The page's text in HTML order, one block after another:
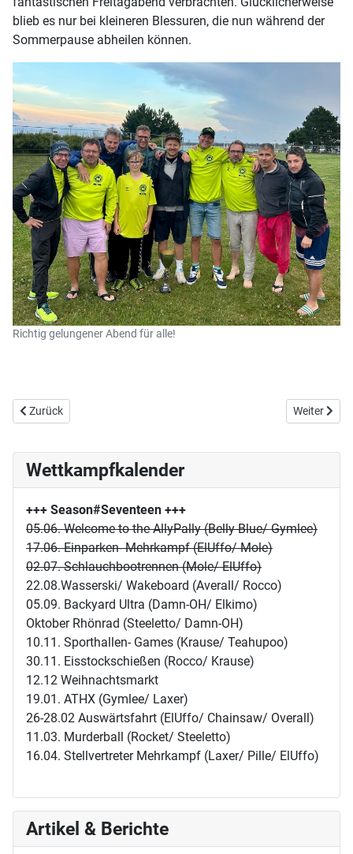
blieb es nur bei kleineren Blessuren, die nun während der
Sommerpause abheilen können.
Richtig gelungener Abend für alle!
Vorheriger Beitrag: E05/S15: Günter Netzer, Star Trek und das 12-
Zurück Nächster
Weiter
Wettkampfkalender
+++ Season#Seventeen +++
05.06. Welcome to the AllyPally (Belly Blue/ Gymlee)
17.06. Einparken- Mehrkampf (ElUffo/ Mole)
02.07. Schlauchbootrennen (Mole/ ElUffo)
22.08.Wasserski/ Wakeboard (Averall/ Rocco)
05.09. Backyard Ultra (Damn-OH/ Elkimo)
Oktober Rhönrad (Steeletto/ Damn-OH)
10.11. Sporthallen- Games (Krause/ Teahupoo)
30.11. Eisstockschießen (Rocco/ Krause)
12.12 Weihnachtsmarkt
19.01. ATHX (Gymlee/ Laxer)
26-28.02 Auswärtsfahrt (ElUffo/ Chainsaw/ Overall)
11.03. Murderball (Rocket/ Steeletto)
16.04. Stellvertreter Mehrkampf (Laxer/ Pille/ ElUffo)
Artikel & Berichte